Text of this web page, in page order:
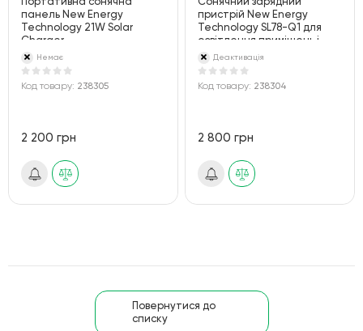
панель New Energy
Technology 21W Solar
Charger
Немає
Код товару: 238305
2 200 грн
пристрій New Energy
Technology SL78-Q1 для
освітлення приміщень і
зарядки гаджетів
Деактивація
Код товару: 238304
2 800 грн
Повернутися до
списку